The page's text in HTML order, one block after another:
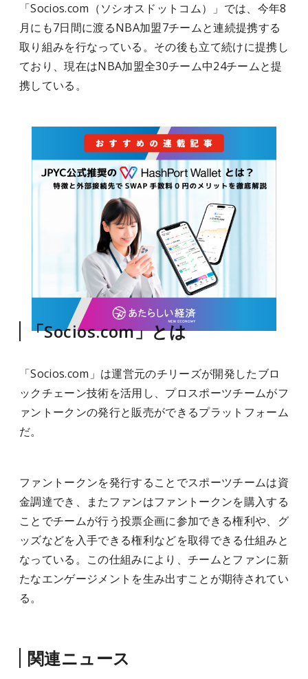
「Socios.com（ソシオスドットコム）」では、今年8
月にも7日間に渡るNBA加盟7チームと連続提携する
取り組みを行なっている。その後も立て続けに提携し
ており、現在はNBA加盟全30チーム中24チームと提
携している。
「Socios.com」とは
「Socios.com」は運営元のチリーズが開発したブロ
ックチェーン技術を活用し、プロスポーツチームがフ
ァントークンの発行と販売ができるプラットフォーム
だ。
ファントークンを発行することでスポーツチームは資
金調達でき、またファンはファントークンを購入する
ことでチームが行う投票企画に参加できる権利や、グ
ッズなどを入手できる権利などを取得できる仕組みと
なっている。この仕組みにより、チームとファンに新
たなエンゲージメントを生み出すことが期待されてい
る。
関連ニュース